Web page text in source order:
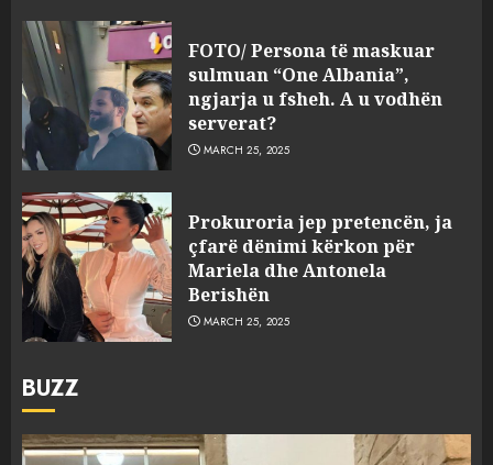
FOTO/ Persona të maskuar
sulmuan “One Albania”,
ngjarja u fsheh. A u vodhën
serverat?
MARCH 25, 2025
Prokuroria jep pretencën, ja
çfarë dënimi kërkon për
Mariela dhe Antonela
Berishën
MARCH 25, 2025
BUZZ